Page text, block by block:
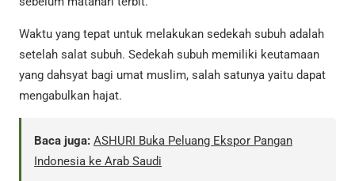
Waktu yang tepat untuk melakukan sedekah subuh adalah
setelah salat subuh. Sedekah subuh memiliki keutamaan
yang dahsyat bagi umat muslim, salah satunya yaitu dapat
mengabulkan hajat.
Baca juga: ASHURI Buka Peluang Ekspor Pangan
Indonesia ke Arab Saudi